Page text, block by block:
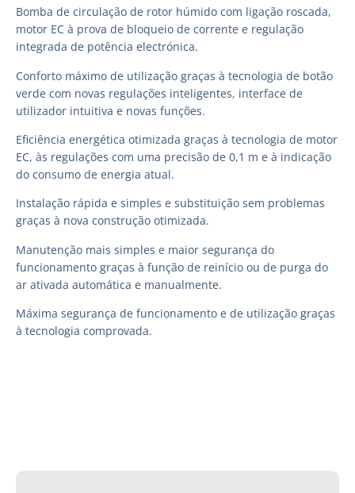
Bomba de circulação de rotor húmido com ligação roscada,
motor EC à prova de bloqueio de corrente e regulação
integrada de potência electrónica.
Conforto máximo de utilização graças à tecnologia de botão
verde com novas regulações inteligentes, interface de
utilizador intuitiva e novas funções.
Eficiência energética otimizada graças à tecnologia de motor
EC, às regulações com uma precisão de 0,1 m e à indicação
do consumo de energia atual.
Instalação rápida e simples e substituição sem problemas
graças à nova construção otimizada.
Manutenção mais simples e maior segurança do
funcionamento graças à função de reinício ou de purga do
ar ativada automática e manualmente.
Máxima segurança de funcionamento e de utilização graças
à tecnologia comprovada.